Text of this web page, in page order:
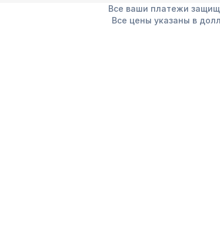
Все ваши платежи
Все цены указаны в